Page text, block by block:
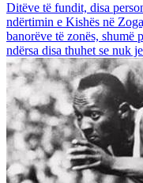
Ditëve të fundit, disa
ndërtimin e Kishës në
banorëve të zonës, shumë
ndërsa disa thuhet se nuk